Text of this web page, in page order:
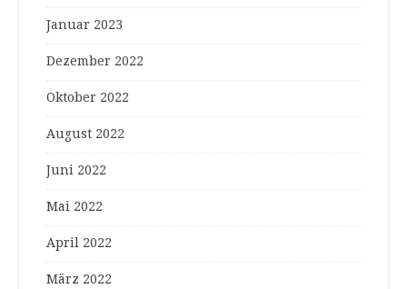
Januar 2023
Dezember 2022
Oktober 2022
August 2022
Juni 2022
Mai 2022
April 2022
März 2022